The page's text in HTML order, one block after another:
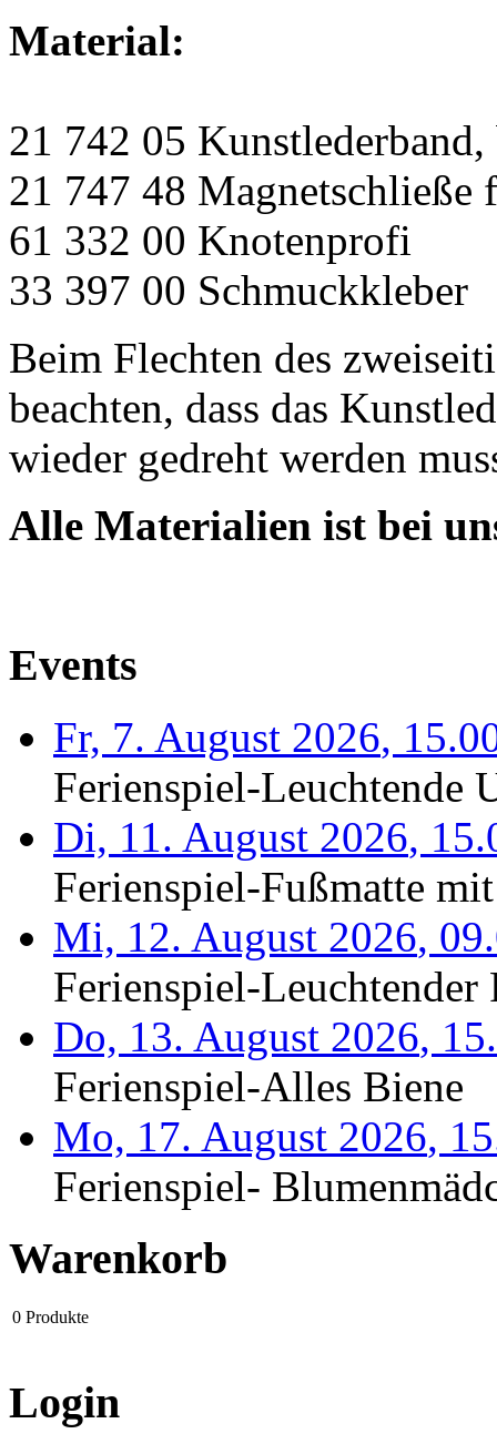
Material:
21 742 05
21 747 48 Magnetschließe
61 332 00 Knotenprofi
33 397 00 Schmuckkleber
Beim Flechten des
beachten, dass das
wieder gedreht werden
Alle Materialien ist bei
Events
Fr, 7. August 2026,
Ferienspiel-Leuchtende
Di, 11. August 2026,
Ferienspiel-Fußmatte
Mi, 12. August 2026,
Ferienspiel-Leuchtender
Do, 13. August 2026,
Ferienspiel-Alles Biene
Mo, 17. August 2026,
Ferienspiel-
Warenkorb
0 Produkte
Login